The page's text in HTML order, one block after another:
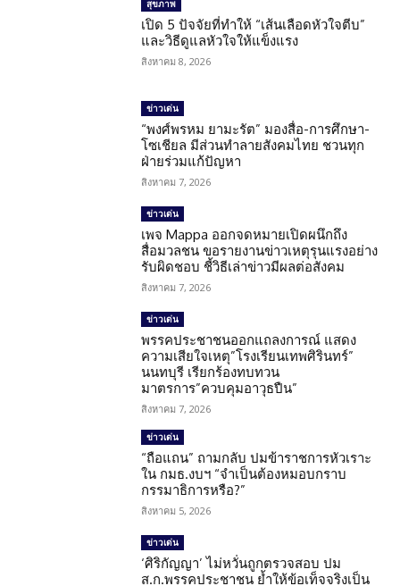
สุขภาพ
เปิด 5 ปัจจัยที่ทำให้ “เส้นเลือดหัวใจตีบ”
และวิธีดูแลหัวใจให้แข็งแรง
สิงหาคม 8, 2026
ข่าวเด่น
“พงศ์พรหม ยามะรัต” มองสื่อ-การศึกษา-
โซเชียล มีส่วนทำลายสังคมไทย ชวนทุก
ฝ่ายร่วมแก้ปัญหา
สิงหาคม 7, 2026
ข่าวเด่น
เพจ Mappa ออกจดหมายเปิดผนึกถึง
สื่อมวลชน ขอรายงานข่าวเหตุรุนแรงอย่าง
รับผิดชอบ ชี้วิธีเล่าข่าวมีผลต่อสังคม
สิงหาคม 7, 2026
ข่าวเด่น
พรรคประชาชนออกแถลงการณ์ แสดง
ความเสียใจเหตุ”โรงเรียนเทพศิรินทร์”
นนทบุรี เรียกร้องทบทวน
มาตรการ”ควบคุมอาวุธปืน”
สิงหาคม 7, 2026
ข่าวเด่น
“ถือแถน” ถามกลับ ปมข้าราชการหัวเราะ
ใน กมธ.งบฯ “จำเป็นต้องหมอบกราบ
กรรมาธิการหรือ?”
สิงหาคม 5, 2026
ข่าวเด่น
‘ศิริกัญญา’ ไม่หวั่นถูกตรวจสอบ ปม
ส.ก.พรรคประชาชน ย้ำให้ข้อเท็จจริงเป็น